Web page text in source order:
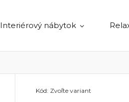
Interiérový nábytok
Kód: Zvoľte variant